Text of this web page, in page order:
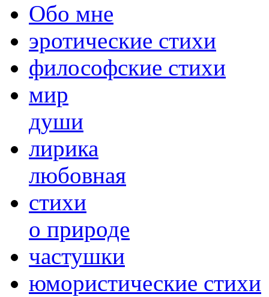
Обо мне
эротические стихи
философские стихи
мир
души
лирика
любовная
cтихи
о природе
частушки
юмористические стихи